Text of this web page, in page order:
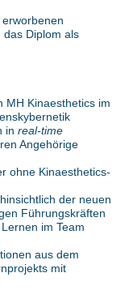
das Diplom als
MH Kinaesthetics im
in real-time
Angehörige
ohne Kinaesthetics-
der neuen
Führungskräften
im Team
aus dem
mit